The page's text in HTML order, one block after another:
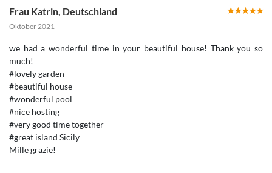
Frau Katrin Deutschland
Oktober 2021
we had a wonderful time in your beautiful house! Thank you so
much!
#lovely garden
#beautiful house
#wonderful pool
#nice hosting
#very good time together
#great island Sicily
Mille grazie!